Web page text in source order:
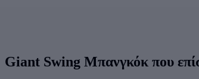
Giant Swing Μπανγκόκ που